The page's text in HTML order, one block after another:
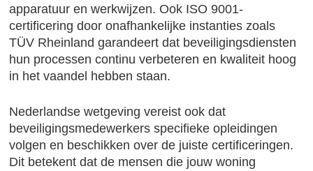
apparatuur en werkwijzen. Ook ISO 9001-
certificering door onafhankelijke instanties zoals
TÜV Rheinland garandeert dat beveiligingsdiensten
hun processen continu verbeteren en kwaliteit hoog
in het vaandel hebben staan.
Nederlandse wetgeving vereist ook dat
beveiligingsmedewerkers specifieke opleidingen
volgen en beschikken over de juiste certificeringen.
Dit betekent dat de mensen die jouw woning